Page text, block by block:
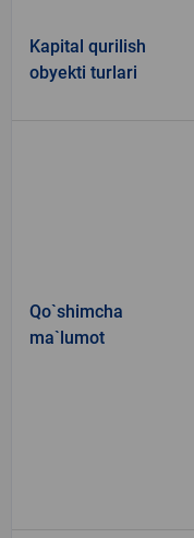
Kapital qurilish
obyekti turlari
Qo`shimcha
ma`lumot